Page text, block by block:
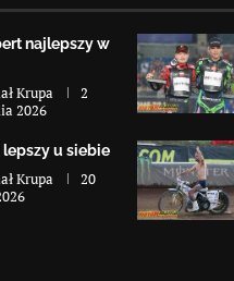
najlepszy w
Krupa
2
2026
lepszy u siebie
Krupa
20